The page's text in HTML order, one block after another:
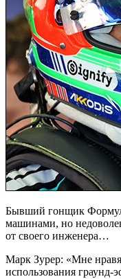
Бывший гонщик
машинами, но
от своего инженера…
Марк Зурер: «Мне
использования граунд-